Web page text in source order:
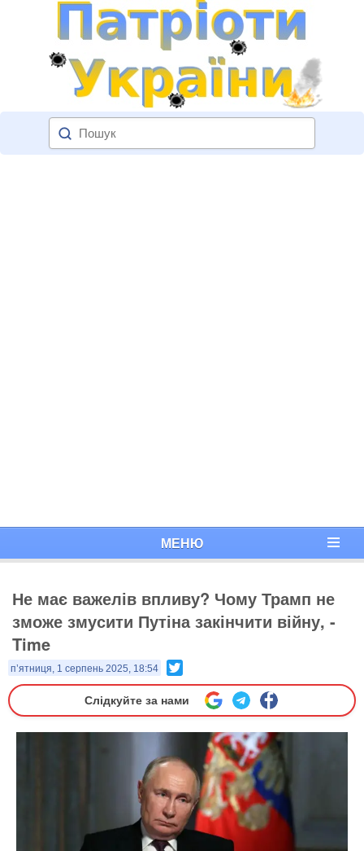
МЕНЮ
Не має важелів впливу? Чому Трамп не
зможе змусити Путіна закінчити війну, -
Time
п’ятниця, 1 серпень 2025, 18:54
Слідкуйте за нами